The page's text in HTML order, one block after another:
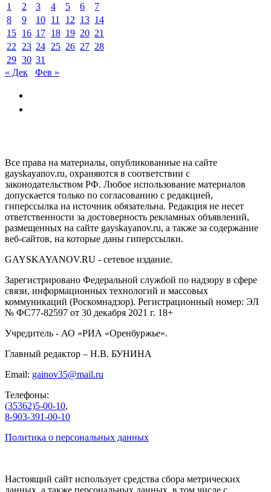
1
2 3 4 5 6
7
8
9 10 11 12 13 14
15 16 17 18 19 20 21
22
23 24 25 26 27 28
29 30 31
« Дек
Фев »
Все права на материалы, опубликованные на сайте
gayskayanov.ru, охраняются в соответствии с
законодательством РФ. Любое использование материалов
допускается только по согласованию с редакцией,
гиперссылка на источник обязательна. Редакция не несет
ответственности за достоверность рекламных объявлений,
размещенных на сайте gayskayanov.ru, а также за содержание
веб-сайтов, на которые даны гиперссылки.
GAYSKAYANOV.RU - сетевое издание.
Зарегистрировано Федеральной службой по надзору в сфере
связи, информационных технологий и массовых
коммуникаций (Роскомнадзор). Регистрационный номер: ЭЛ
№ ФС77-82597 от 30 декабря 2021 г. 18+
Учредитель - АО «РИА «Оренбуржье».
Главный редактор – Н.В. БУНИНА
Email: gainov35@mail.ru
Телефоны:
(35362)5-00-10,
8-903-391-00-10
Политика о персональных данных
Настоящий сайт использует средства сбора метрических
данных, а также персональных данных, в том числе с